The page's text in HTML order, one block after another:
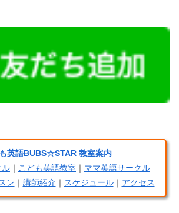
英語BUBS☆STAR 教室案内
ル ｜ こども英語教室 ｜ ママ英語サークル
ン ｜ 講師紹介｜ スケジュール｜ アクセス